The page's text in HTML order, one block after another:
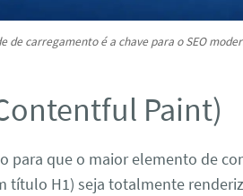
de carregamento é a chave para o SEO
Paint)
para que o maior elemento de
título H1) seja totalmente